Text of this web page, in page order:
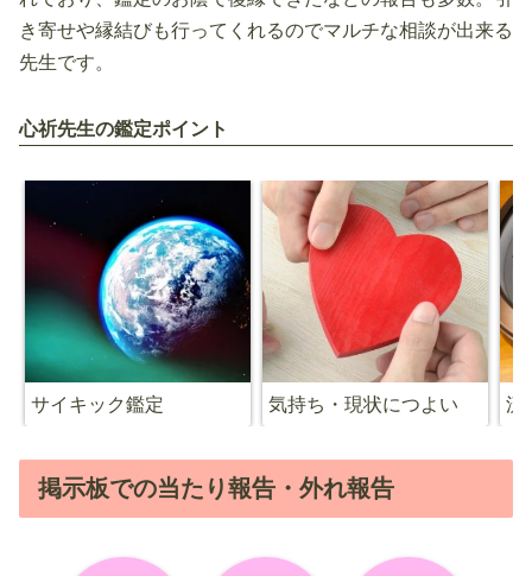
き寄せや縁結びも行ってくれるのでマルチな相談が出来る
先生です。
心祈先生の鑑定ポイント
サイキック鑑定 気持ち・現状につよい 流
掲示板での当たり報告・外れ報告